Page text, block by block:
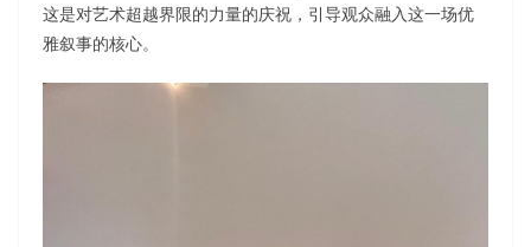
这是对艺术超越界限的力量的庆祝，引导观众融入这一场优
雅叙事的核心。